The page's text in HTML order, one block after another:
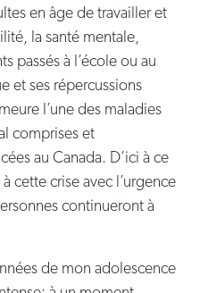
en âge de travailler et
la santé mentale,
passés à l’école ou au
et ses répercussions
l’une des maladies
comprises et
au Canada. D’ici à ce
cette crise avec l’urgence
continueront à
de mon adolescence